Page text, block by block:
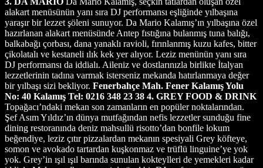
alakart menüsünün yanı sıra DJ performansı eşliğinde yılbaşına
yaraşır bir lezzet şöleni sunuyor. Da Mario Kalamış’ın yılbaşına özel
hazırlanan alakart menüsünde Antep fıstığına bulanmış tuna balığı,
balkabağı çorbası, dana yanaklı ravioli, fırınlanmış kuzu kafes, bitter
çikolatalı ve kestaneli ılık kek yer alıyor. Leziz menünün yanı sıra
DJ performansı da iddialı. Aileniz ve dostlarınızla birlikte İtalyan
lezzetlerinin tadına varmak isterseniz mekanda hatırlanmaya değer
bir yılbaşı sizi bekliyor. Fenerbahçe Mah. Fener Kalamış Yolu
No: 40 Kalamış Tel: 0216 348 23 38 4. GREY FOOD & DRINK
Topağacı’ndaki mekan son zamanların en popüler noktalarından.
Şef Asım Yıldız’ın dünya mutfağından nefis lezzetler sunduğu fine
dining restoranında deniz mahsullü risotto’dan bonfile lokum
beğendiye, leziz çıtır pizzalardan mekanın spesiyali Grey köfteye,
somon ve avokado tartardan kuşkonmaz ve trüflü linguine’ye yok
yok. Grey’in ışıl ışıl barında sunulan kokteylleri de yemekleri kadar